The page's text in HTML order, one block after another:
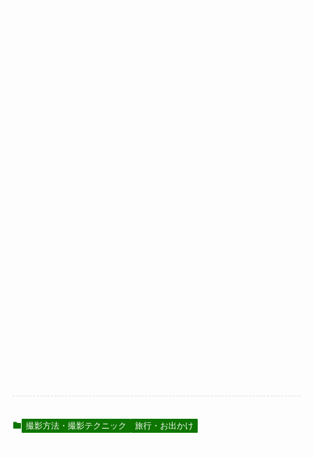
撮影方法・撮影テクニック 旅行・お出かけ